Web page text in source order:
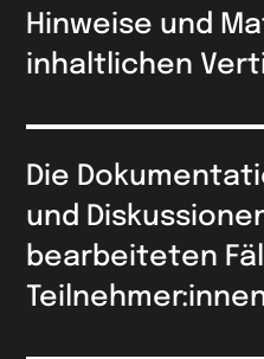
Hinweise und
inhaltlichen
Die
und
bearbeiteten